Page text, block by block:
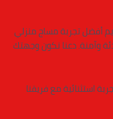
أفضل تجربة مساج منزلي
وآمنة. دعنا نكون وجهتك
استثنائية مع فريقنا